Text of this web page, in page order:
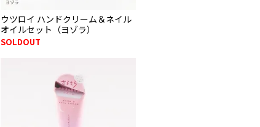
ウツロイ ハンドクリーム＆ネイル
オイルセット（ヨゾラ）
SOLDOUT